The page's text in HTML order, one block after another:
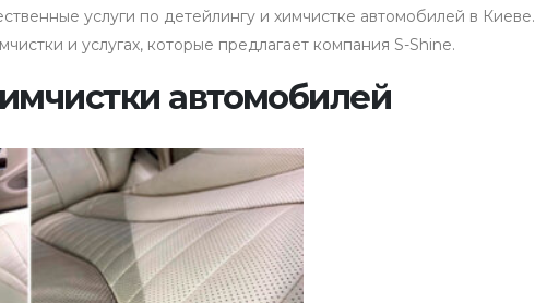
услуги по детейлингу и химчистке автомобилей в Киеве.
и услугах, которые предлагает компания S-Shine.
автомобилей